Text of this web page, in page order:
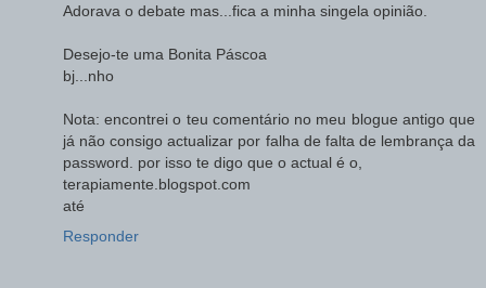
Adorava o debate mas...fica a minha singela opinião.
Desejo-te uma Bonita Páscoa
bj...nho
Nota: encontrei o teu comentário no meu blogue antigo que
já não consigo actualizar por falha de falta de lembrança da
password. por isso te digo que o actual é o,
terapiamente.blogspot.com
até
Responder